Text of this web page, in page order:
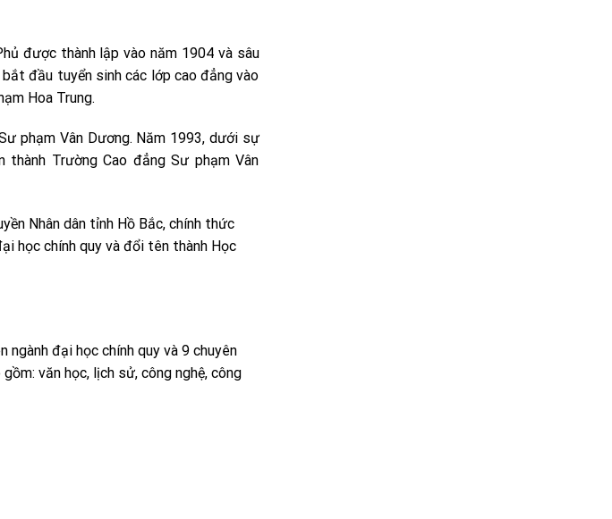
được thành lập vào năm 1904 và sâu
đầu tuyển sinh các lớp cao đẳng vào
Hoa Trung.
phạm Vân Dương. Năm 1993, dưới sự
Trường Cao đẳng Sư phạm Vân
Nhân dân tỉnh Hồ Bắc, chính thức
học chính quy và đổi tên thành Học
đại học chính quy và 9 chuyên
văn học, lịch sử, công nghệ, công